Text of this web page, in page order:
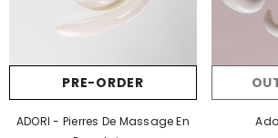
PRE-ORDER
ADORI - Pierres De Massage En